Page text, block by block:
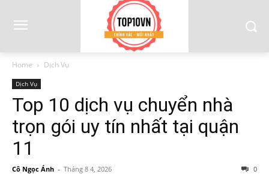
Home Dịch Vụ
Dịch Vụ
Top 10 dịch vụ chuyển nhà
trọn gói uy tín nhất tại quận
11
Cô Ngọc Ánh - Tháng 8 4, 2026 0